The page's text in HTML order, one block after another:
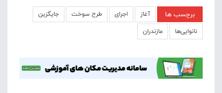
برچسب ها آغاز اجرای طرح سوخت
جایگزین
نانوایی‌ها
مازندران